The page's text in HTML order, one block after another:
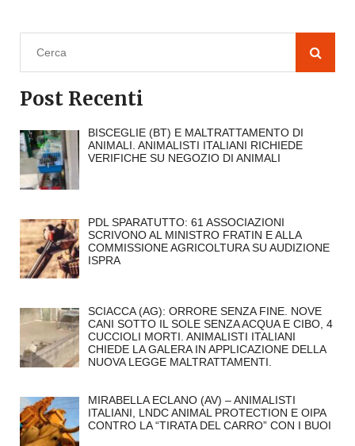
Post Recenti
BISCEGLIE (BT) E MALTRATTAMENTO DI
ANIMALI. ANIMALISTI ITALIANI RICHIEDE
VERIFICHE SU NEGOZIO DI ANIMALI
PDL SPARATUTTO: 61 ASSOCIAZIONI
SCRIVONO AL MINISTRO FRATIN E ALLA
COMMISSIONE AGRICOLTURA SU AUDIZIONE
ISPRA
SCIACCA (AG): ORRORE SENZA FINE. NOVE
CANI SOTTO IL SOLE SENZA ACQUA E CIBO, 4
CUCCIOLI MORTI. ANIMALISTI ITALIANI
CHIEDE LA GALERA IN APPLICAZIONE DELLA
NUOVA LEGGE MALTRATTAMENTI.
MIRABELLA ECLANO (AV) – ANIMALISTI
ITALIANI, LNDC ANIMAL PROTECTION E OIPA
CONTRO LA “TIRATA DEL CARRO” CON I BUOI